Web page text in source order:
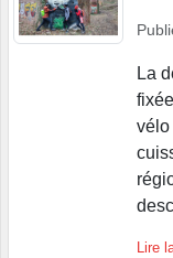
La
vélo
Lire